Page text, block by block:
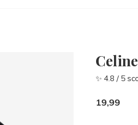
✨ 4.8 / 5
19,99